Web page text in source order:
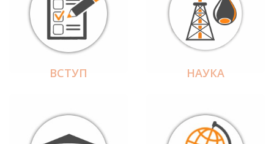
ВСТУП НАУКА